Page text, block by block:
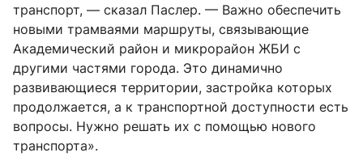
транспорт, — сказал Паслер. — Важно обеспечить
новыми трамваями маршруты, связывающие
Академический район и микрорайон ЖБИ с
другими частями города. Это динамично
развивающиеся территории, застройка которых
продолжается, а к транспортной доступности есть
вопросы. Нужно решать их с помощью нового
транспорта».